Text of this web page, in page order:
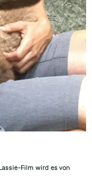
Film wird es von